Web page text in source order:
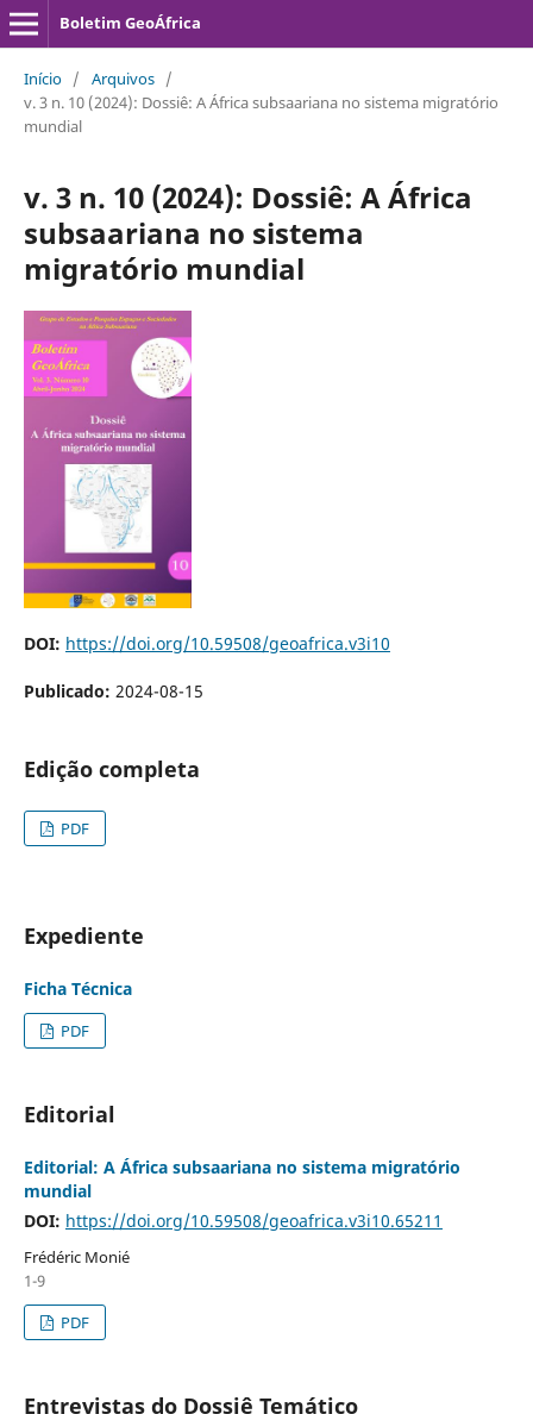
Boletim GeoÁfrica
Início / Arquivos /
v. 3 n. 10 (2024): Dossiê: A África subsaariana no sistema migratório
mundial
v. 3 n. 10 (2024): Dossiê: A África
subsaariana no sistema
migratório mundial
DOI: https://doi.org/10.59508/geoafrica.v3i10
Publicado: 2024-08-15
Edição completa
PDF
Expediente
Ficha Técnica
PDF
Editorial
Editorial: A África subsaariana no sistema migratório
mundial
DOI: https://doi.org/10.59508/geoafrica.v3i10.65211
Frédéric Monié
1-9
PDF
Entrevistas do Dossiê Temático